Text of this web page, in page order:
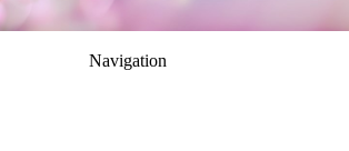
Navigation